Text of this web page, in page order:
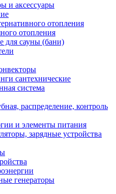
и аксессуары
отопления
отопления
для сауны (бани)
сантехнические
система
распределение, контроль
и элементы питания
зарядные устройства
генераторы